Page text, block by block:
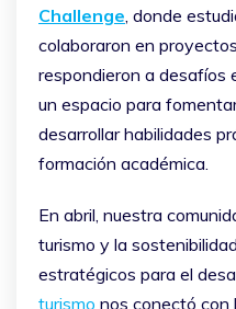
Challenge, donde
colaboraron en
respondieron a desafíos
un espacio para
desarrollar habilidades
formación académica.
En abril, nuestra
turismo y la
estratégicos para el
turismo nos conectó con